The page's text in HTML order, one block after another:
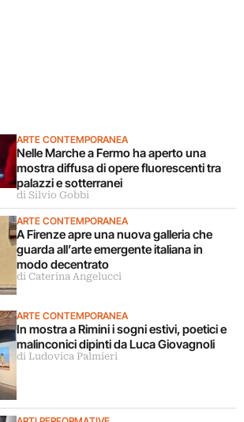
ARTE CONTEMPORANEA
Nelle Marche a Fermo ha aperto una
mostra diffusa di opere fluorescenti tra
palazzi e sotterranei
di Silvio Gobbi
ARTE CONTEMPORANEA
A Firenze apre una nuova galleria che
guarda all’arte emergente italiana in
modo decentrato
di Caterina Angelucci
ARTE CONTEMPORANEA
In mostra a Rimini i sogni estivi, poetici e
malinconici dipinti da Luca Giovagnoli
di Ludovica Palmieri